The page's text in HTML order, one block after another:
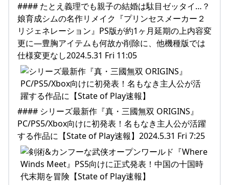
#### たとえ義理でも親子の結婚は駄目ゼッタイ…？
娘育成シムの名作リメイク『プリンセスメーカー２
リジェネレーション』PS版が約1ヶ月延期の上内容変
更に―豊胸アイテムも何故か削除に、他機種版では
仕様変更なし2024.5.31 Fri 11:05
#### シリーズ最新作『真・三國無双 ORIGINS』
PC/PS5/Xbox向けに初発表！名もなき主人公が活躍
する作品に【State of Play速報】2024.5.31 Fri 7:25